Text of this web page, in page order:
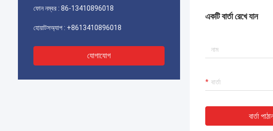
ফোন নম্বর : 86-13410896018
হোয়াটসঅ্যাপ : +8613410896018
যোগাযোগ
একটি বার্তা রেখে যান
বার্তা